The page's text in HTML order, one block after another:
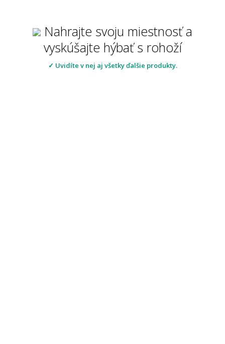
Nahrajte svoju miestnosť a
vyskúšajte hýbať s rohoží
✓ Uvidíte v nej aj všetky ďalšie produkty.